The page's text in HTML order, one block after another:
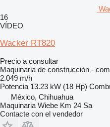
16
VÍDEO
Wacker RT820
Precio a consultar
Maquinaria de construcción -
2.049 m/h
Potencia 13.23 kW (18 Hp)
México, Chihuahua
Maquinaria Wiebe Km 24 Sa
Contacte con el vendedor